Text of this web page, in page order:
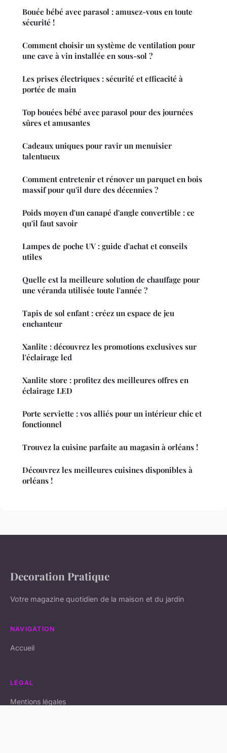
Bouée bébé avec parasol : amusez-vous en toute
sécurité !
Comment choisir un système de ventilation pour
une cave à vin installée en sous-sol ?
Les prises électriques : sécurité et efficacité à
portée de main
Top bouées bébé avec parasol pour des journées
sûres et amusantes
Cadeaux uniques pour ravir un menuisier
talentueux
Comment entretenir et rénover un parquet en bois
massif pour qu'il dure des décennies ?
Poids moyen d'un canapé d'angle convertible : ce
qu'il faut savoir
Lampes de poche UV : guide d'achat et conseils
utiles
Quelle est la meilleure solution de chauffage pour
une véranda utilisée toute l'année ?
Tapis de sol enfant : créez un espace de jeu
enchanteur
Xanlite : découvrez les promotions exclusives sur
l'éclairage led
Xanlite store : profitez des meilleures offres en
éclairage LED
Porte serviette : vos alliés pour un intérieur chic et
fonctionnel
Trouvez la cuisine parfaite au magasin à orléans !
Découvrez les meilleures cuisines disponibles à
orléans !
Decoration Pratique
Votre magazine quotidien de la maison et du jardin
NAVIGATION
Accueil
LÉGAL
Mentions légales